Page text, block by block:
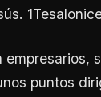
puntos